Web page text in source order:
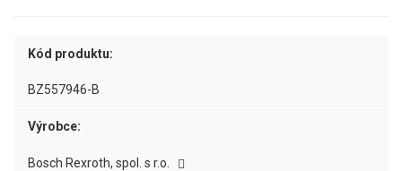
Kód produktu:
BZ557946-B
Výrobce:
Bosch Rexroth, spol. s r.o.